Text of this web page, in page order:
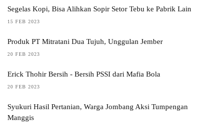
Segelas Kopi, Bisa Alihkan Sopir Setor Tebu ke Pabrik Lain
15 FEB 2023
Produk PT Mitratani Dua Tujuh, Unggulan Jember
20 FEB 2023
Erick Thohir Bersih - Bersih PSSI dari Mafia Bola
20 FEB 2023
Syukuri Hasil Pertanian, Warga Jombang Aksi Tumpengan
Manggis